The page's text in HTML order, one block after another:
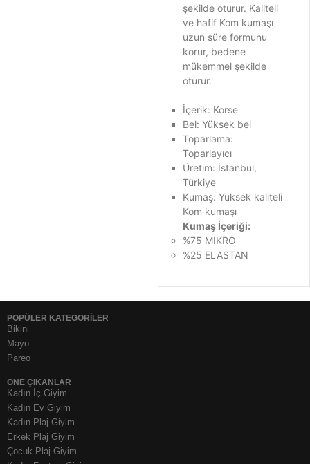
şekilde oturur. Kaliteli
ve hafif Kom kumaşı
uzun süre formunu
korur, bedene
mükemmel şekilde
oturur.
İçerik: Korse
Bel: Yüksek bel
Toparlama:
Toparlayıcı
Üretim: İstanbul,
Türkiye
Kumaş: Yüksek kaliteli
Kom kumaşı
Kumaş İçeriği:
%75 MIKRO
%25 ELASTAN
POPÜLER KATEGORİLER
Bikini
Mayo
Pareo
ÖNE ÇIKANLAR
Kadın İç Giyim
Kadın Ev Giyim
Kadın Plaj Giyim
Erkek Plaj Giyim
Çocuk Plaj Giyim